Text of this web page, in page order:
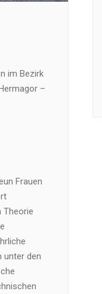
im Bezirk
–
Frauen
Theorie
unter den